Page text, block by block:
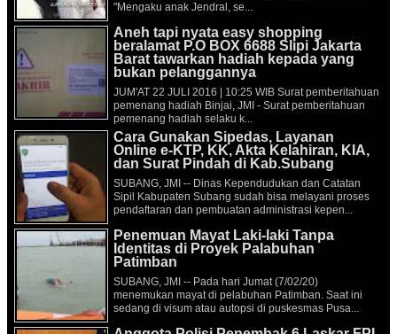
"Mengaku anak Jendral, se...
Aneh tapi nyata easy shopping
beralamat P.O BOX 6688 Slipi Jakarta
Barat tawarkan hadiah kepada yang
bukan pelanggannya
JUM'AT 22 JULI 2016 | 10:25 WIB Surat pemberitahuan
pemenang hadiah Binjai, JMI - Surat pemberitahuan
pemenang hadiah selaku k...
Cara Gunakan Sipedas, Layanan
Online e-KTP, KK, Akta Kelahiran, KIA,
dan Surat Pindah di Kab.Subang
SUBANG, JMI -- Dinas Kependudukan dan Catatan
Sipil Kabupaten Subang sudah bisa melayani proses
pendaftaran dan pembuatan administrasi kepen...
Penemuan Mayat Laki-laki Tanpa
Identitas di Proyek Palabuhan
Patimban
SUBANG, JMI -- Pada hari Jumat (7/02/20)
menemukan mayat di pelabuhan Patimban. Saat ini
sedang di visum atau autopsi di puskesmas Pusa...